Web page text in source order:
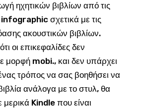
ηχητικών βιβλίων από τις
σχετικά με τις
ακουστικών βιβλίων.
οι επικεφαλίδες δεν
μορφή mobi., και δεν υπάρχει
τρόπος να σας βοηθήσει να
ανάλογα με το στυλ, θα
μερικά Kindle που είναι